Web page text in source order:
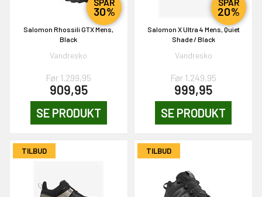
30%
Salomon Rhossili GTX Mens,
Black
Vandresko
Før 1.299,95
909,95
SE PRODUKT
20%
Salomon X Ultra 4 Mens, Quiet
Shade / Black
Vandresko
Før 1.249,95
999,95
SE PRODUKT
TILBUD TILBUD
PÅ
om et gavekort på
om måneden
gang